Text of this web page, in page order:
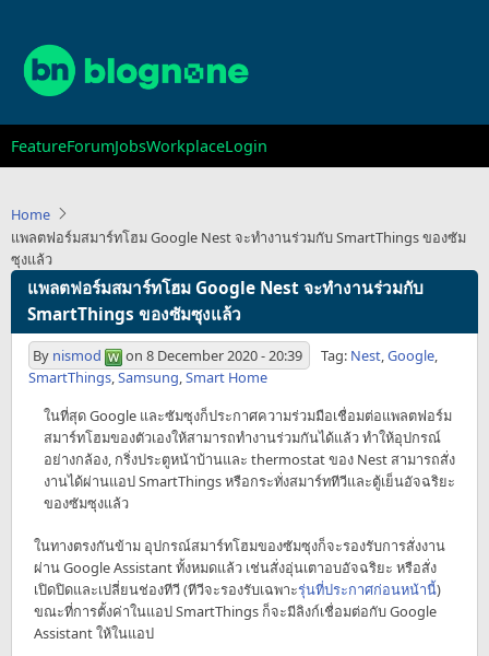
main
content
Main
navigation
FeatureForumJobsWorkplaceLogin
Home
แพลตฟอร์มสมาร์ทโฮม Google Nest จะทำงานร่วมกับ SmartThings ของซัม
ซุงแล้ว
แพลตฟอร์มสมาร์ทโฮม Google Nest จะทำงานร่วมกับ
SmartThings ของซัมซุงแล้ว
By nismod on 8 December 2020 - 20:39 Tag: Nest,Google,
SmartThings,Samsung,Smart Home
ในที่สุด Google และซัมซุงก็ประกาศความร่วมมือเชื่อมต่อแพลตฟอร์ม
สมาร์ทโฮมของตัวเองให้สามารถทำงานร่วมกันได้แล้ว ทำให้อุปกรณ์
อย่างกล้อง, กริ่งประตูหน้าบ้านและ thermostat ของ Nest สามารถสั่ง
งานได้ผ่านแอป SmartThings หรือกระทั่งสมาร์ททีวีและตู้เย็นอัจฉริยะ
ของซัมซุงแล้ว
ในทางตรงกันข้าม อุปกรณ์สมาร์ทโฮมของซัมซุงก็จะรองรับการสั่งงาน
ผ่าน Google Assistant ทั้งหมดแล้ว เช่นสั่งอุ่นเตาอบอัจฉริยะ หรือสั่ง
เปิดปิดและเปลี่ยนช่องทีวี (ทีวีจะรองรับเฉพาะรุ่นที่ประกาศก่อนหน้านี้)
ขณะที่การตั้งค่าในแอป SmartThings ก็จะมีลิงก์เชื่อมต่อกับ Google
Assistant ให้ในแอป